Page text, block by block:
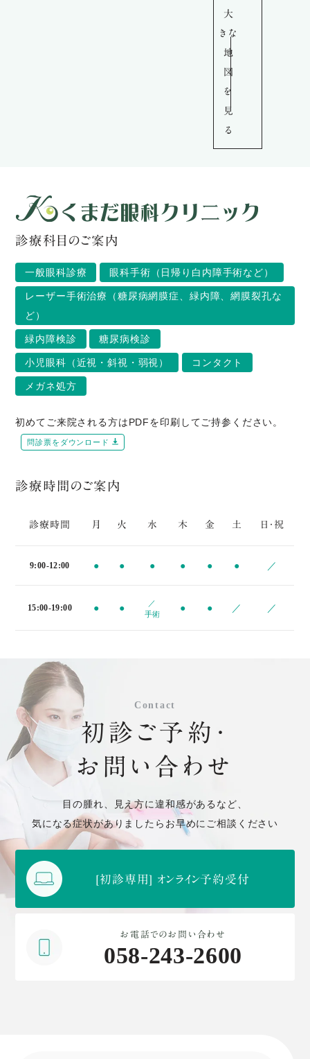
大
きな
地
図
を
見
る
診療科目のご案内
一般眼科診療 眼科手術（日帰り白内障手術など）
レーザー手術治療（糖尿病網膜症、緑内障、網膜裂孔な
ど）
緑内障検診 糖尿病検診
小児眼科（近視・斜視・弱視） コンタクト
メガネ処方
初めてご来院される方はPDFを印刷してご持参ください。
問診票をダウンロード
診療時間のご案内
診療時間 月 火 水 木 金 土 日・祝
9:00-12:00 ● ● ● ● ● ● ／
15:00-19:00 ● ●
／
手術
● ● ／ ／
Contact
初診ご予約・
お問い合わせ
目の腫れ、見え方に違和感があるなど、
気になる症状がありましたらお早めにご相談ください
[初診専用] オンライン予約受付
お電話でのお問い合わせ
058-243-2600